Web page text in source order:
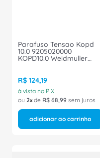
Parafuso Tensao Kopd
10.0 9205020000
KOPD10.0 Weidmuller
R$ 124,19
à vista no PIX
ou 2 de R$ 68,99 sem juros
adicionar ao carrinho